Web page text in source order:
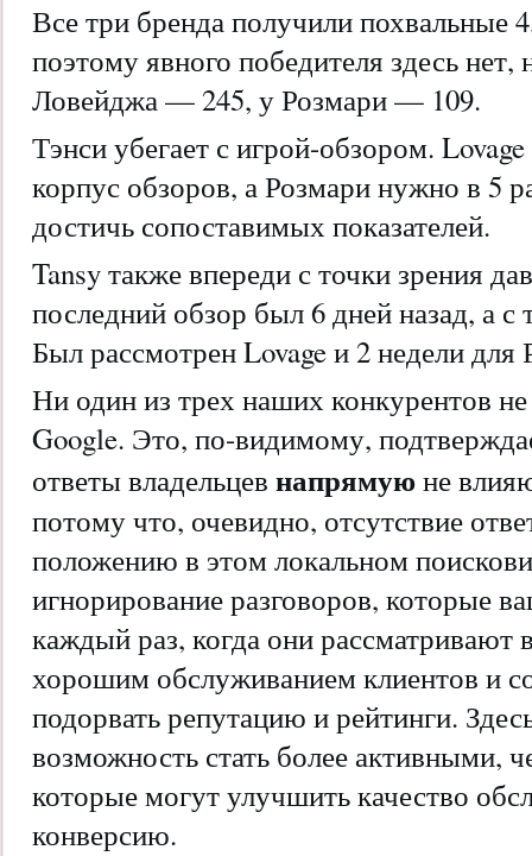
Все три бренда получили похвальные
поэтому явного победителя здесь
Ловейджа — 245, у Розмари — 109.
Тэнси убегает с игрой-обзором.
корпус обзоров, а Розмари нужно в 5
достичь сопоставимых показателей.
Tansy также впереди с точки зрения
последний обзор был 6 дней назад, а
Был рассмотрен Lovage и 2 недели для
Ни один из трех наших конкурентов
Google. Это, по-видимому,
ответы владельцев напрямуюне
потому что, очевидно, отсутствие
положению в этом локальном
игнорирование разговоров, которые
каждый раз, когда они рассматривают
хорошим обслуживанием клиентов и
подорвать репутацию и рейтинги.
возможность стать более активными,
которые могут улучшить качество
конверсию.